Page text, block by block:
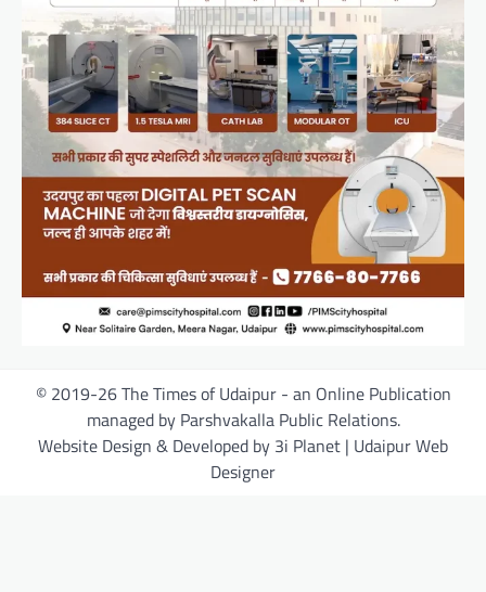
© 2019-26 The Times of Udaipur - an Online Publication
managed by Parshvakalla Public Relations.
Website Design & Developed by 3i Planet | Udaipur Web
Designer